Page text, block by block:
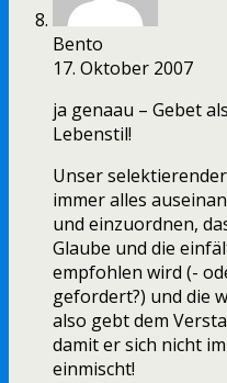
Bento
17. Oktober 2007
ja genaau – Gebet
Lebenstil!
Unser
immer alles
und einzuordnen,
Glaube und die
empfohlen wird (-
gefordert?) und die
also gebt dem
damit er sich nicht
einmischt!